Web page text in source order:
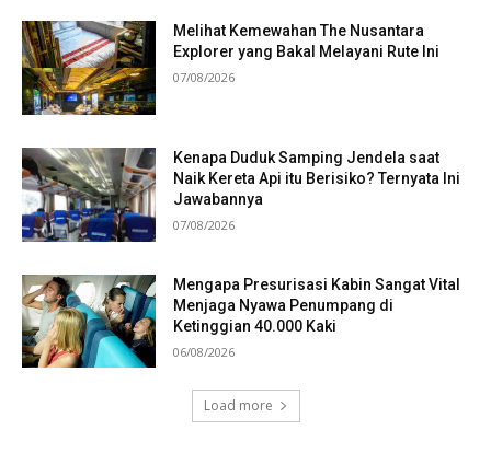
Melihat Kemewahan The Nusantara
Explorer yang Bakal Melayani Rute Ini
07/08/2026
Kenapa Duduk Samping Jendela saat
Naik Kereta Api itu Berisiko? Ternyata Ini
Jawabannya
07/08/2026
Mengapa Presurisasi Kabin Sangat Vital
Menjaga Nyawa Penumpang di
Ketinggian 40.000 Kaki
06/08/2026
Load more